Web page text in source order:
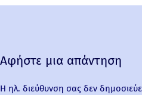
Αφήστε μια απάντηση
Η ηλ. διεύθυνση σας δεν